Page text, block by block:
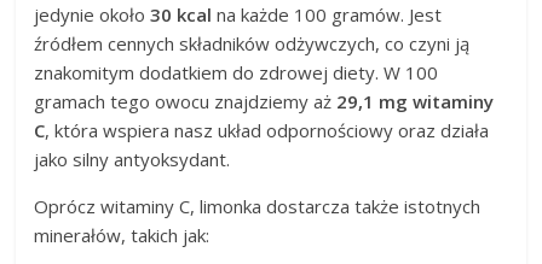
jedynie około30 kcal na każde 100 gramów. Jest
źródłem cennych składników odżywczych, co czyni ją
znakomitym dodatkiem do zdrowej diety. W 100
gramach tego owocu znajdziemy aż 29,1 mg witaminy
C, która wspiera nasz układ odpornościowy oraz działa
jako silny antyoksydant.
Oprócz witaminy C, limonka dostarcza także istotnych
minerałów, takich jak: